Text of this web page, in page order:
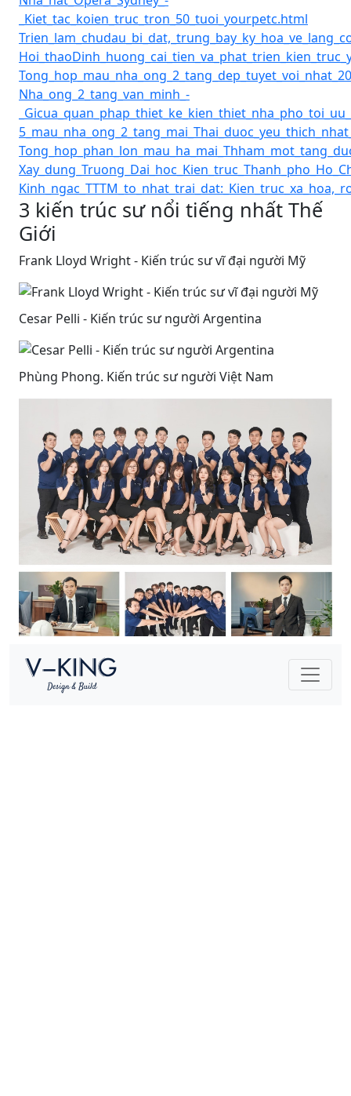
_Kiet_tac_koien_truc_tron_50_tuoi_yourpetc.html
Nha_ong_2_tang_van_minh_-
3 kiến trúc sư nổi tiếng nhất Thế
Giới
Frank Lloyd Wright - Kiến trúc sư vĩ đại người Mỹ
Cesar Pelli - Kiến trúc sư người Argentina
Phùng Phong. Kiến trúc sư người Việt Nam